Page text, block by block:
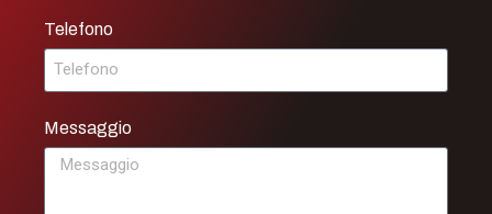
Telefono
Messaggio